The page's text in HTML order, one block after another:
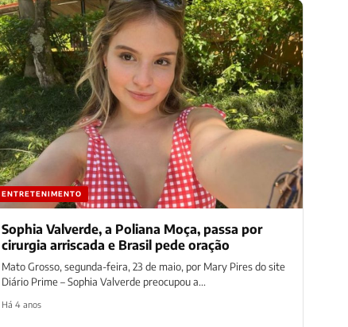
ENTRETENIMENTO
Sophia Valverde, a Poliana Moça, passa por
cirurgia arriscada e Brasil pede oração
Mato Grosso, segunda-feira, 23 de maio, por Mary Pires do site
Diário Prime – Sophia Valverde preocupou a...
Há 4 anos